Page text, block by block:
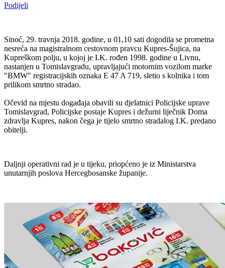
Podijeli
Sinoć, 29. travnja 2018. godine, u 01,10 sati dogodila se prometna
nesreća na magistralnom cestovnom pravcu Kupres-Šujica, na
Kupreškom polju, u kojoj je I.K. rođen 1998. godine u Livnu,
nastanjen u Tomislavgradu, upravljajući motornim vozilom marke
"BMW" registracijskih oznaka E 47 A 719, sletio s kolnika i tom
prilikom smrtno stradao.
Očevid na mjestu događaja obavili su djelatnici Policijske uprave
Tomislavgrad, Policijske postaje Kupres i dežurni liječnik Doma
zdravlja Kupres, nakon čega je tijelo smrtno stradalog I.K. predano
obitelji.
Daljnji operativni rad je u tijeku, priopćeno je iz Ministarstva
unutarnjih poslova Hercegbosanske županije.